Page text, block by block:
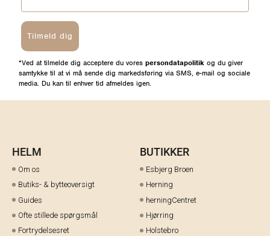
Tilmeld dig
*Ved at tilmelde dig acceptere du vores persondatapolitik og du giver
samtykke til at vi må sende dig markedsføring via SMS, e-mail og sociale
media. Du kan til enhver tid afmeldes igen.
HELM
Om os
Butiks- & bytteoversigt
Guides
Ofte stillede spørgsmål
Fortrydelsesret
BUTIKKER
Esbjerg Broen
Herning
herningCentret
Hjørring
Holstebro